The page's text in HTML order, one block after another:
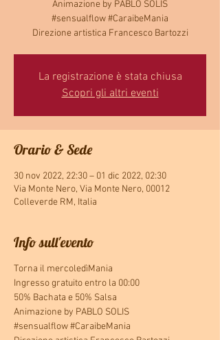
Animazione by PABLO SOLIS
#sensualflow #CaraibeMania
La registrazione è stata chiusa
Scopri gli altri eventi
Orario & Sede
30 nov 2022, 22:30 – 01 dic 2022, 02:30
Via Monte Nero, Via Monte Nero, 00012
Colleverde RM, Italia
Info sull'evento
Torna il mercoledìMania
Ingresso gratuito entro la 00:00
50% Bachata e 50% Salsa
Animazione by PABLO SOLIS
#sensualflow #CaraibeMania